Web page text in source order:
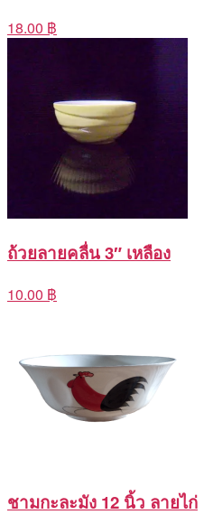
18.00 ฿
ถ้วยลายคลื่น 3″ เหลือง
10.00 ฿
ชามกะละมัง 12 นิ้ว ลายไก่